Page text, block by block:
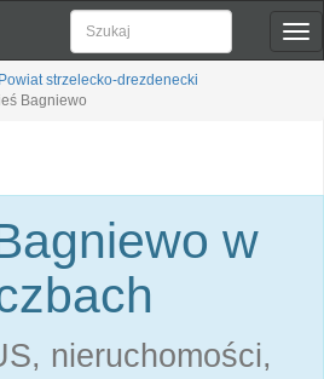
Powiat strzelecko-drezdenecki
Bagniewo
w
nieruchomości,